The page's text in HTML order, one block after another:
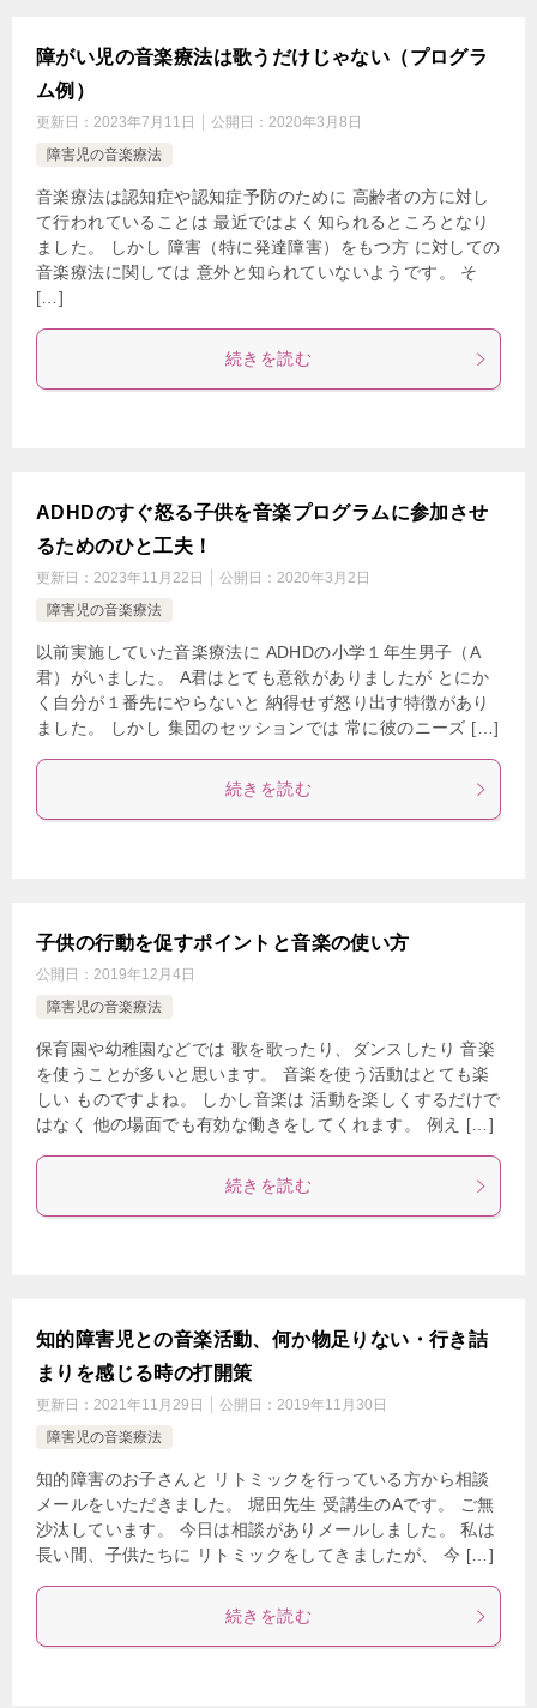
障がい児の音楽療法は歌うだけじゃない（プログラ
ム例）
更新日： 2023年7月11日 公開日： 2020年3月8日
障害児の音楽療法
音楽療法は認知症や認知症予防のために 高齢者の方に対し
て行われていることは 最近ではよく知られるところとなり
ました。 しかし 障害（特に発達障害）をもつ方 に対しての
音楽療法に関しては 意外と知られていないようです。 そ
[…]
続きを読む
ADHDのすぐ怒る子供を音楽プログラムに参加させ
るためのひと工夫！
更新日： 2023年11月22日 公開日： 2020年3月2日
障害児の音楽療法
以前実施していた音楽療法に ADHDの小学１年生男子（A
君）がいました。 A君はとても意欲がありましたが とにか
く自分が１番先にやらないと 納得せず怒り出す特徴があり
ました。 しかし 集団のセッションでは 常に彼のニーズ […]
続きを読む
子供の行動を促すポイントと音楽の使い方
公開日： 2019年12月4日
障害児の音楽療法
保育園や幼稚園などでは 歌を歌ったり、ダンスしたり 音楽
を使うことが多いと思います。 音楽を使う活動はとても楽
しい ものですよね。 しかし音楽は 活動を楽しくするだけで
はなく 他の場面でも有効な働きをしてくれます。 例え […]
続きを読む
知的障害児との音楽活動、何か物足りない・行き詰
まりを感じる時の打開策
更新日： 2021年11月29日 公開日： 2019年11月30日
障害児の音楽療法
知的障害のお子さんと リトミックを行っている方から相談
メールをいただきました。 堀田先生 受講生のAです。 ご無
沙汰しています。 今日は相談がありメールしました。 私は
長い間、子供たちに リトミックをしてきましたが、 今 […]
続きを読む